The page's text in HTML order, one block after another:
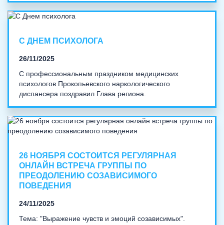
С ДНЕМ ПСИХОЛОГА
26/11/2025
С профессиональным праздником медицинских
психологов Прокопьевского наркологического
диспансера поздравил Глава региона.
26 НОЯБРЯ СОСТОИТСЯ РЕГУЛЯРНАЯ
ОНЛАЙН ВСТРЕЧА ГРУППЫ ПО
ПРЕОДОЛЕНИЮ СОЗАВИСИМОГО
ПОВЕДЕНИЯ
24/11/2025
Тема: "Выражение чувств и эмоций созависимых".